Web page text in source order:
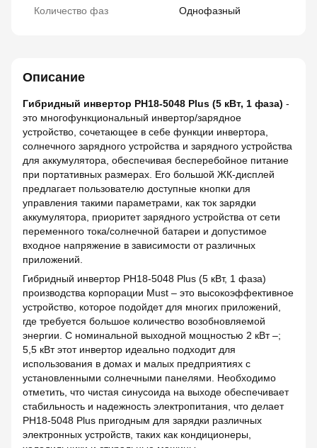
Количество фаз Однофазный
Описание
Гибридный инвертор PH18-5048 Plus (5 кВт, 1 фаза) -
это многофункциональный инвертор/зарядное
устройство, сочетающее в себе функции инвертора,
солнечного зарядного устройства и зарядного устройства
для аккумулятора, обеспечивая бесперебойное питание
при портативных размерах. Его большой ЖК-дисплей
предлагает пользователю доступные кнопки для
управления такими параметрами, как ток зарядки
аккумулятора, приоритет зарядного устройства от сети
переменного тока/солнечной батареи и допустимое
входное напряжение в зависимости от различных
приложений.
Гибридный инвертор PH18-5048 Plus (5 кВт, 1 фаза)
производства корпорации Must – это высокоэффективное
устройство, которое подойдет для многих приложений,
где требуется большое количество возобновляемой
энергии. С номинальной выходной мощностью 2 кВт –;
5,5 кВт этот инвертор идеально подходит для
использования в домах и малых предприятиях с
установленными солнечными панелями. Необходимо
отметить, что чистая синусоида на выходе обеспечивает
стабильность и надежность электропитания, что делает
PH18-5048 Plus пригодным для зарядки различных
электронных устройств, таких как кондиционеры,